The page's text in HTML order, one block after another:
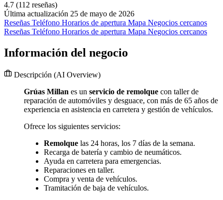
4.7 (112 reseñas)
Última actualización 25 de mayo de 2026
Reseñas Teléfono Horarios de apertura Mapa Negocios cercanos
Reseñas Teléfono Horarios de apertura Mapa Negocios cercanos
Información del negocio
Descripción (AI Overview)
Grúas Millan es un servicio de remolque con taller de
reparación de automóviles y desguace, con más de 65 años de
experiencia en asistencia en carretera y gestión de vehículos.
Ofrece los siguientes servicios:
Remolque las 24 horas, los 7 días de la semana.
Recarga de batería y cambio de neumáticos.
Ayuda en carretera para emergencias.
Reparaciones en taller.
Compra y venta de vehículos.
Tramitación de baja de vehículos.